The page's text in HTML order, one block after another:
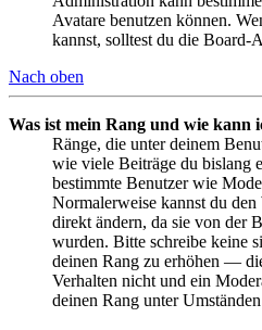
Avatare benutzen können.
kannst, solltest du die Board-
Nach oben
Was ist mein Rang und wie kann
Ränge, die unter deinem
wie viele Beiträge du bislang
bestimmte Benutzer wie
Normalerweise kannst du
direkt ändern, da sie von der
wurden. Bitte schreibe keine
deinen Rang zu erhöhen —
Verhalten nicht und ein
deinen Rang unter